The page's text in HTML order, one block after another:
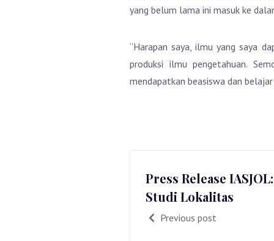
yang belum lama ini masuk ke
“Harapan saya, ilmu yang saya
produksi ilmu pengetahuan.
mendapatkan beasiswa dan belajar
Press Release
Studi Lokalitas
Previous post